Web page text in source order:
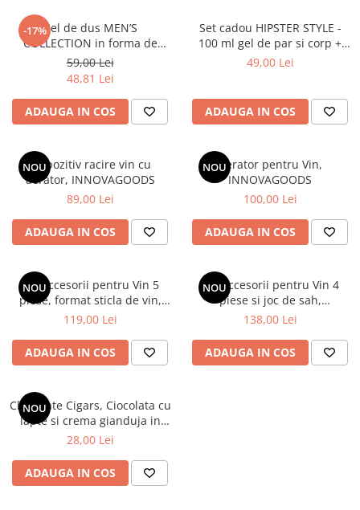
-17%Gel de dus MEN’S
COLLECTION in forma de
halba de bere - 200 ml
59,00 Lei
48,81 Lei
ADAUGA IN COS
Set cadou HIPSTER STYLE -
100 ml gel de par si corp +
deschizator de sticle
49,00 Lei
ADAUGA IN COS
NOU
Dispozitiv racire vin cu
aerator, INNOVAGOODS
89,00 Lei
ADAUGA IN COS
NOUAerator pentru Vin,
INNOVAGOODS
100,00 Lei
ADAUGA IN COS
NOU
Set Accesorii pentru Vin 5
piese, format sticla de vin,
INNOVAGOODS
119,00 Lei
ADAUGA IN COS
NOU
Set Accesorii pentru Vin 4
piese si joc de sah,
INNOVAGOODS
138,00 Lei
ADAUGA IN COS
NOU
Chocolate Cigars, Ciocolata cu
lapte si crema gianduja in
forma de trabuc, 75g
28,00 Lei
ADAUGA IN COS